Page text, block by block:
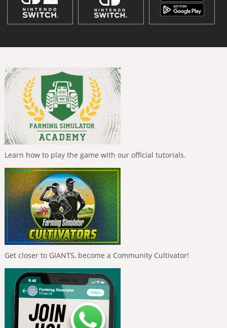
Learn how to play the game with our official tutorials.
Get closer to GIANTS, become a Community Cultivator!